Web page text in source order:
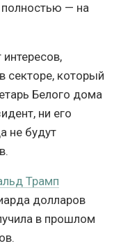
— на
секторе, который
Белого дома
ни его
не будут
Трамп
долларов
в прошлом